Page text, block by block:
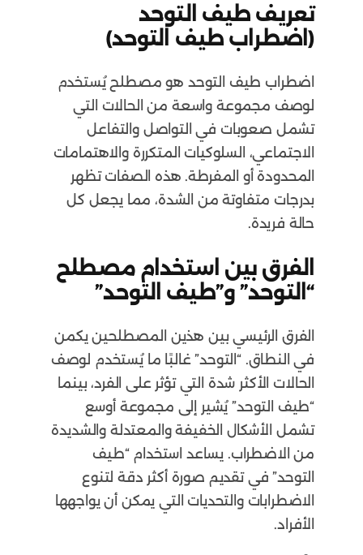
تعريف طيف التوحد
(اضطراب طيف التوحد)
اضطراب طيف التوحد هو مصطلح يُستخدم
لوصف مجموعة واسعة من الحالات التي
تشمل صعوبات في التواصل والتفاعل
الاجتماعي، السلوكيات المتكررة والاهتمامات
المحدودة أو المفرطة. هذه الصفات تظهر
بدرجات متفاوتة من الشدة، مما يجعل كل
حالة فريدة.
الفرق بين استخدام مصطلح
“التوحد” و”طيف التوحد”
الفرق الرئيسي بين هذين المصطلحين يكمن
في النطاق. “التوحد” غالبًا ما يُستخدم لوصف
الحالات الأكثر شدة التي تؤثر على الفرد، بينما
“طيف التوحد” يُشير إلى مجموعة أوسع
تشمل الأشكال الخفيفة والمعتدلة والشديدة
من الاضطراب. يساعد استخدام “طيف
التوحد” في تقديم صورة أكثر دقة لتنوع
الاضطرابات والتحديات التي يمكن أن يواجهها
الأفراد.